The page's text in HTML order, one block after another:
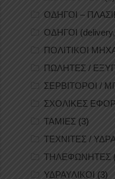
ΟΔΗΓΟΙ –
ΟΔΗΓΟΙ
ΠΟΛΙΤΙΚΟΙ
ΠΩΛΗΤΕΣ /
ΣΕΡΒΙΤΟΡΟΙ /
ΣΧΟΛΙΚΕΣ
ΤΑΜΙΕΣ (3)
ΤΕΧΝΙΤΕΣ /
ΤΗΛΕΦΩΝΗΤΕΣ
ΥΔΡΑΥΛΙΚΟΙ (3)